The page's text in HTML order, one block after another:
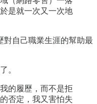
是就一次又一次地
對自己職業生涯的幫助最
。
的履歷，而不是拒
否定，我又害怕失